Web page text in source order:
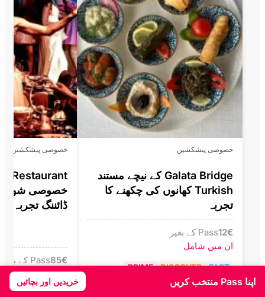
خصوصی پیشکشیں
Galata Bridge کے نیچے مستند
Turkish کھانوں کی چکھنے کا
تجربہ
€
12Pass کے بغیر
ان میں شامل
FAST
DISCOVER
PRIME
خصوصی پیشکشیں
خصوصی شوز
ڈائننگ تجربہ
€
85Pass کے بغیر
Pass کے ساتھ رعایتی اپنا Pass منتخب کریں خریدیں اور بچائیں